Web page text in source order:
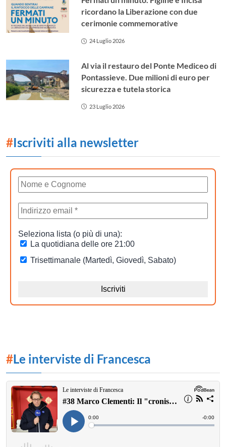
ricordano la Liberazione con due
cerimonie commemorative
24 Luglio 2026
Al via il restauro del Ponte Mediceo di
Pontassieve. Due milioni di euro per
sicurezza e tutela storica
23 Luglio 2026
#Iscriviti alla newsletter
#Le interviste di Francesca